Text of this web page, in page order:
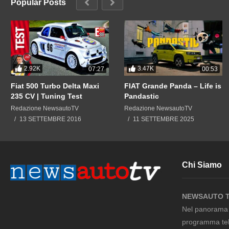
Popular Posts
2.92K 07:27
Fiat 500 Turbo Delta Maxi
235 CV | Tuning Test
Redazione NewsautoTV
13 SETTEMBRE 2016
3.47K 00:53
FIAT Grande Panda – Life is
Pandastic
Redazione NewsautoTV
11 SETTEMBRE 2025
Chi Siamo
NEWSAUTO
Nel
programma